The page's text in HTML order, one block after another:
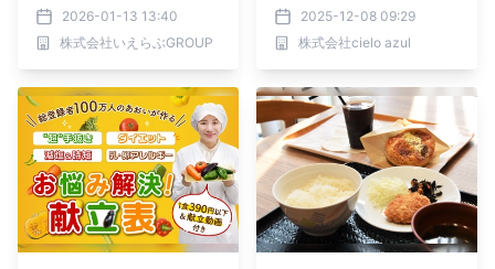
用・家賃見直しと支援ニー
ズが明らかに｜いえらぶ調
べ
2026-01-13 13:40
株式会社いえらぶGROUP
を公開2025-12-08 09:29
株式会社cielo azul